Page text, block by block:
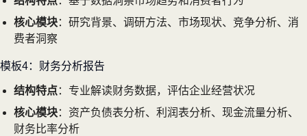
核心模块：研究背景、调研方法、市场现状、竞争分析、消
费者洞察
模板4：财务分析报告
结构特点：专业解读财务数据，评估企业经营状况
核心模块：资产负债表分析、利润表分析、现金流量分析、
财务比率分析